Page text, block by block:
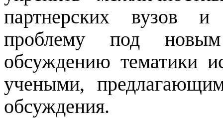
партнерских вузов
проблему под
обсуждению тематики
учеными,
обсуждения.